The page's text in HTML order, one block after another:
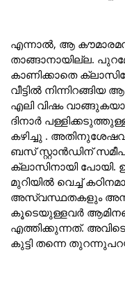
എന്നാൽ, ആ
താങ്ങാനായില്ല.
കാണിക്കാതെ
വീട്ടിൽ നിന്നിറങ്ങിയ
എലി വിഷം
ദിനാർ
കഴിച്ചു .
ബസ് സ്റ്റാൻഡിന്
ക്ലാസിനായി പോയി.
മുറിയിൽ വെച്ച്
അസ്വസ്ഥതകളും
കൂടെയുള്ളവർ
എത്തിക്കുന്നത്. അവിടെ
കുട്ടി തന്നെ